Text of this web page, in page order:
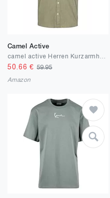
Camel Active
50.66 €59.95
Amazon